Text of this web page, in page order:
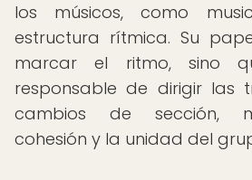
los músicos, como
estructura rítmica. Su
marcar el ritmo, sino
responsable de dirigir las
cambios de sección,
cohesión y la unidad del